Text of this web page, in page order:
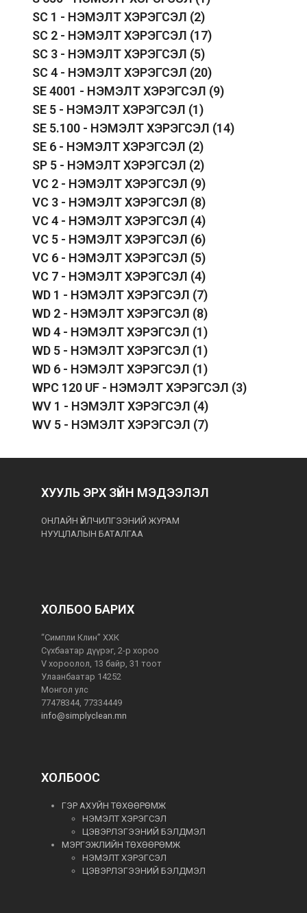
SC 1 - НЭМЭЛТ ХЭРЭГСЭЛ (2)
SC 2 - НЭМЭЛТ ХЭРЭГСЭЛ (17)
SC 3 - НЭМЭЛТ ХЭРЭГСЭЛ (5)
SC 4 - НЭМЭЛТ ХЭРЭГСЭЛ (20)
SE 4001 - НЭМЭЛТ ХЭРЭГСЭЛ (9)
SE 5 - НЭМЭЛТ ХЭРЭГСЭЛ (1)
SE 5.100 - НЭМЭЛТ ХЭРЭГСЭЛ (14)
SE 6 - НЭМЭЛТ ХЭРЭГСЭЛ (2)
SP 5 - НЭМЭЛТ ХЭРЭГСЭЛ (2)
VC 2 - НЭМЭЛТ ХЭРЭГСЭЛ (9)
VC 3 - НЭМЭЛТ ХЭРЭГСЭЛ (8)
VC 4 - НЭМЭЛТ ХЭРЭГСЭЛ (4)
VC 5 - НЭМЭЛТ ХЭРЭГСЭЛ (6)
VC 6 - НЭМЭЛТ ХЭРЭГСЭЛ (5)
VC 7 - НЭМЭЛТ ХЭРЭГСЭЛ (4)
WD 1 - НЭМЭЛТ ХЭРЭГСЭЛ (7)
WD 2 - НЭМЭЛТ ХЭРЭГСЭЛ (8)
WD 4 - НЭМЭЛТ ХЭРЭГСЭЛ (1)
WD 5 - НЭМЭЛТ ХЭРЭГСЭЛ (1)
WD 6 - НЭМЭЛТ ХЭРЭГСЭЛ (1)
WPC 120 UF - НЭМЭЛТ ХЭРЭГСЭЛ (3)
WV 1 - НЭМЭЛТ ХЭРЭГСЭЛ (4)
WV 5 - НЭМЭЛТ ХЭРЭГСЭЛ (7)
ХУУЛЬ ЭРХ ЗҮЙН МЭДЭЭЛЭЛ
ОНЛАЙН ҮЙЛЧИЛГЭЭНИЙ ЖУРАМ
НУУЦЛАЛЫН БАТАЛГАА
ХОЛБОО БАРИХ
“Симпли Клин” ХХК
Сүхбаатар дүүрэг, 2-р хороо
V хороолол, 13 байр, 31 тоот
Улаанбаатар 14252
Монгол улс
77478344, 77334449
info@simplyclean.mn
ХОЛБООС
ГЭР АХУЙН ТӨХӨӨРӨМЖ
НЭМЭЛТ ХЭРЭГСЭЛ
ЦЭВЭРЛЭГЭЭНИЙ БЭЛДМЭЛ
МЭРГЭЖЛИЙН ТӨХӨӨРӨМЖ
НЭМЭЛТ ХЭРЭГСЭЛ
ЦЭВЭРЛЭГЭЭНИЙ БЭЛДМЭЛ